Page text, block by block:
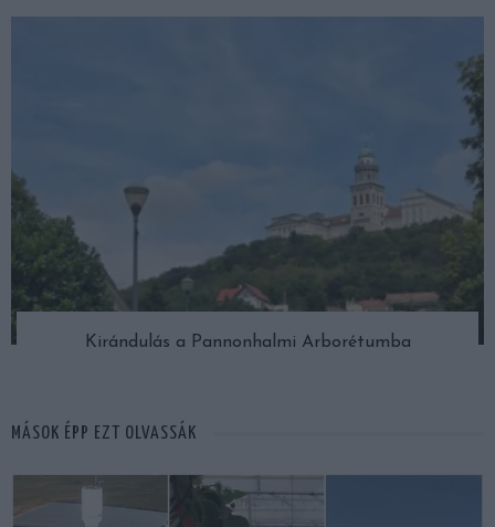
Kirándulás a Pannonhalmi Arborétumba
MÁSOK ÉPP EZT OLVASSÁK